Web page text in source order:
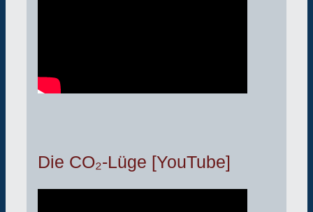
Die CO₂-Lüge [YouTube]